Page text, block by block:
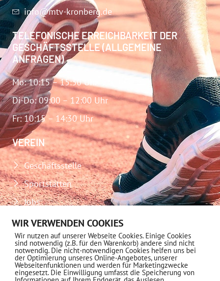
info@mtv-kronberg.de
TELEFONISCHE ERREICHBARKEIT DER
GESCHÄFTSSTELLE (ALLGEMEINE
ANFRAGEN)
Mo: 10:15 – 15:30 Uhr
Di-Do: 09:00 – 12:00 Uhr
Fr: 10:15 – 14:30 Uhr
VEREIN
Geschäftsstelle
Sportstätten
Jobs
Download-Center
Impressum
Datenschutz
WIR VERWENDEN COOKIES
Wir nutzen auf unserer Webseite Cookies. Einige Cookies
sind notwendig (z.B. für den Warenkorb) andere sind nicht
notwendig. Die nicht-notwendigen Cookies helfen uns bei
der Optimierung unseres Online-Angebotes, unserer
Webseitenfunktionen und werden für Marketingzwecke
eingesetzt. Die Einwilligung umfasst die Speicherung von